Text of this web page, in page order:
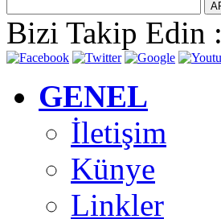
Bizi Takip Edin :
GENEL
İletişim
Künye
Linkler